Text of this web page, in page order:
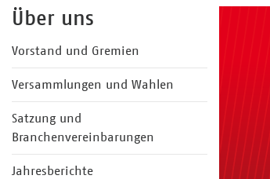
Über uns
Vorstand und Gremien
Versammlungen und Wahlen
Satzung und
Branchenvereinbarungen
Jahresberichte